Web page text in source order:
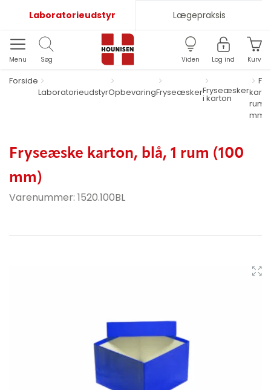
Laboratorieudstyr Lægepraksis
Menu Søg Viden Log ind Kurv
Forside
LaboratorieudstyrOpbevaringFryseæskerFryseæsker
i karton
rum
mm)
Fryseæske karton, blå, 1 rum (100
mm)
Varenummer: 1520.100BL